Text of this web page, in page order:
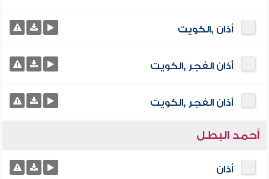
أذان ,الكويت
أذان الفجر ,الكويت
أذان الفجر ,الكويت
أحمد البطل
أذان